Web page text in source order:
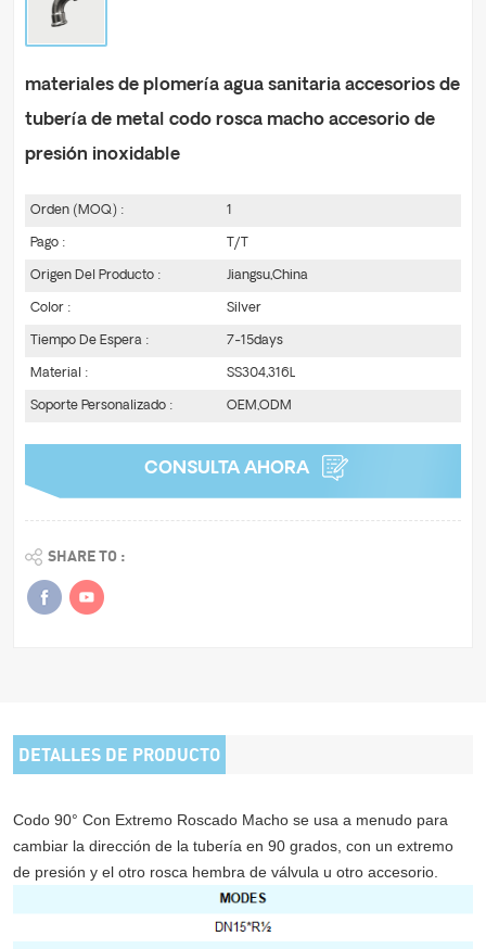
materiales de plomería agua sanitaria accesorios de
tubería de metal codo rosca macho accesorio de
presión inoxidable
Orden (MOQ) :
1
Pago :
T/T
Origen Del Producto :
Jiangsu,China
Color :
Silver
Tiempo De Espera :
7-15days
Material :
SS304,316L
Soporte Personalizado :
OEM,ODM
CONSULTA AHORA
SHARE TO :
DETALLES DE PRODUCTO
Codo 90° Con Extremo Roscado Macho se usa a menudo para
cambiar la dirección de la tubería en 90 grados, con un extremo
de presión y el otro rosca hembra de válvula u otro accesorio.